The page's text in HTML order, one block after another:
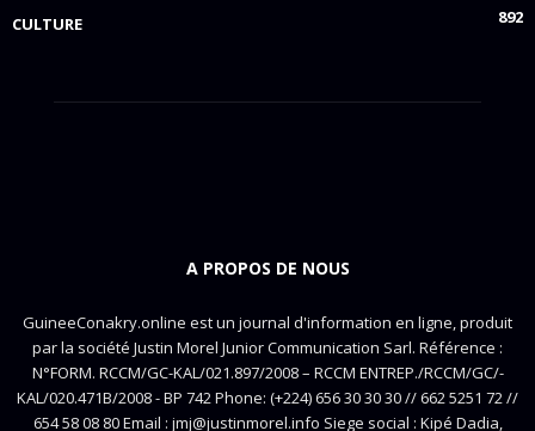
CULTURE
892
A PROPOS DE NOUS
GuineeConakry.online est un journal d'information en ligne, produit
par la société Justin Morel Junior Communication Sarl. Référence :
N°FORM. RCCM/GC-KAL/021.897/2008 – RCCM ENTREP./RCCM/GC/-
KAL/020.471B/2008 - BP 742 Phone: (+224) 656 30 30 30 // 662 5251 72 //
654 58 08 80 Email : jmj@justinmorel.info Siege social : Kipé Dadia,